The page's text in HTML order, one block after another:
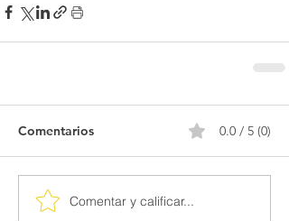
Comentarios 0.0 / 5 (0)
Comentar y calificar...